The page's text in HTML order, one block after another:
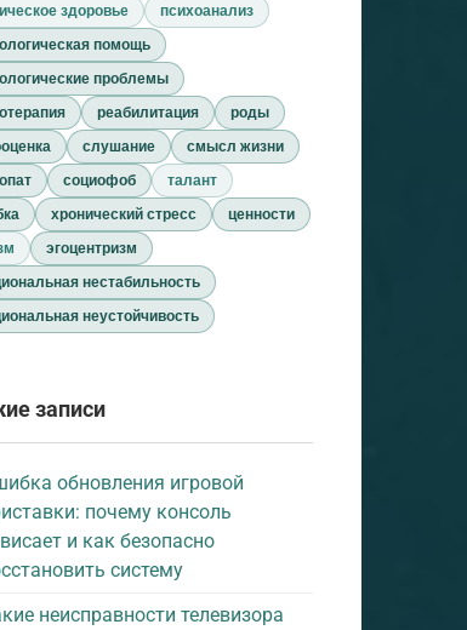
здоровье
психоанализ
помощь
проблемы
реабилитация
роды
слушание
смысл жизни
социофоб
талант
хронический стресс
ценности
эгоцентризм
нестабильность
неустойчивость
записи
обновления игровой
почему консоль
и как безопасно
систему
неисправности телевизора